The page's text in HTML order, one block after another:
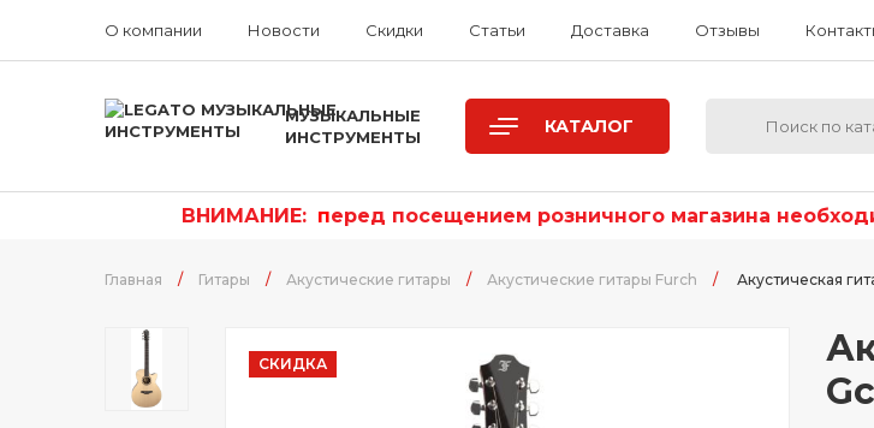
О компании Новости Скидки Статьи Доставка Отзывы
МУЗЫКАЛЬНЫЕ
ИНСТРУМЕНТЫ
КАТАЛОГ
ВНИМАНИЕ: перед посещением розничного магазина
Главная / Гитары / Акустические гитары / Акустические гитары Furch / Акустическая
СКИДКА